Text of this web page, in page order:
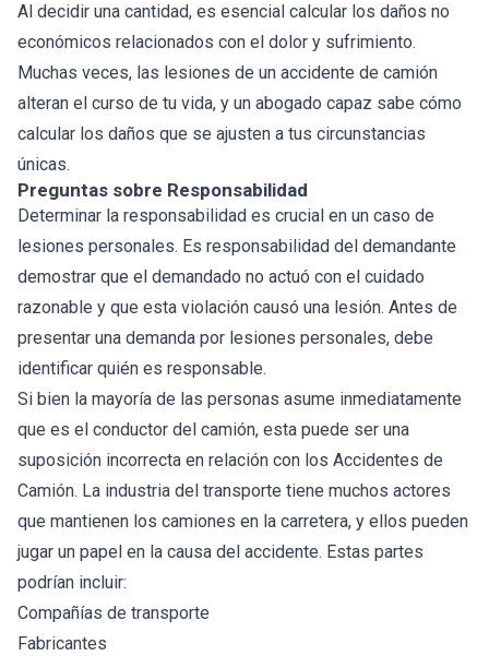
Al decidir una cantidad, es esencial calcular los daños no
económicos relacionados con el dolor y sufrimiento.
Muchas veces, las lesiones de un accidente de camión
alteran el curso de tu vida, y un abogado capaz sabe cómo
calcular los daños que se ajusten a tus circunstancias
únicas.
Preguntas sobre Responsabilidad
Determinar la responsabilidad es crucial en un caso de
lesiones personales. Es responsabilidad del demandante
demostrar que el demandado no actuó con el cuidado
razonable y que esta violación causó una lesión. Antes de
presentar una demanda por lesiones personales, debe
identificar quién es responsable.
Si bien la mayoría de las personas asume inmediatamente
que es el conductor del camión, esta puede ser una
suposición incorrecta en relación con los Accidentes de
Camión. La industria del transporte tiene muchos actores
que mantienen los camiones en la carretera, y ellos pueden
jugar un papel en la causa del accidente. Estas partes
podrían incluir:
Compañías de transporte
Fabricantes